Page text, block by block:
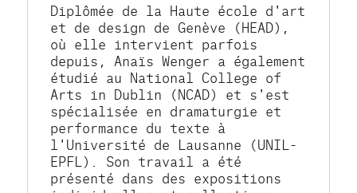
Diplômée de la Haute école d'art
et de design de Genève (HEAD),
où elle intervient parfois
depuis, Anaïs Wenger a également
étudié au National College of
Arts in Dublin (NCAD) et s'est
spécialisée en dramaturgie et
performance du texte à
l'Université de Lausanne (UNIL-
EPFL). Son travail a été
présenté dans des expositions